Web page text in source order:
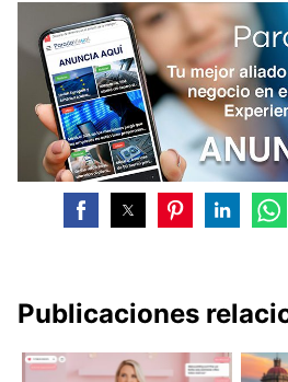
Publicaciones